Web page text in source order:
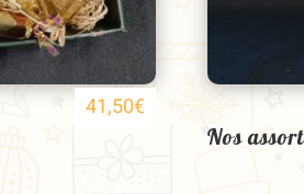
41,50€
Nos